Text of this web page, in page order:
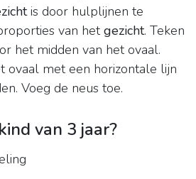
is door hulplijnen te
van hetgezicht. Teken
het midden van het ovaal.
ovaal met een horizontale lijn
Voeg de neus toe.
van 3 jaar?